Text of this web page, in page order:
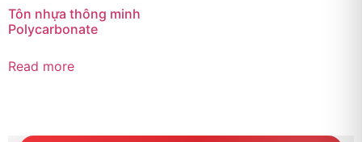
Tôn nhựa thông minh
Polycarbonate
Read more